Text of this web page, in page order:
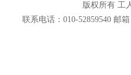
版权所有 工
联系电话：010-52859540 邮